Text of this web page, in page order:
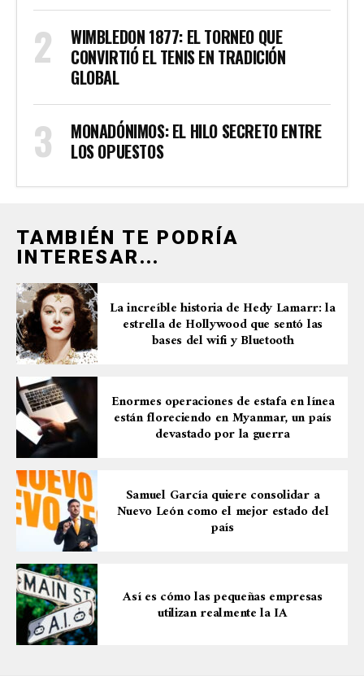
WIMBLEDON 1877: EL TORNEO QUE
CONVIRTIÓ EL TENIS EN TRADICIÓN
GLOBAL
MONADÓNIMOS: EL HILO SECRETO ENTRE
LOS OPUESTOS
TAMBIÉN TE PODRÍA
INTERESAR...
La increíble historia de Hedy Lamarr: la
estrella de Hollywood que sentó las
bases del wifi y Bluetooth
Enormes operaciones de estafa en línea
están floreciendo en Myanmar, un país
devastado por la guerra
Samuel García quiere consolidar a
Nuevo León como el mejor estado del
país
Así es cómo las pequeñas empresas
utilizan realmente la IA